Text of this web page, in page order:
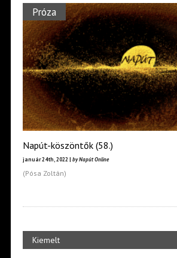
Próza
Napút-köszöntők (58.)
január 24th, 2022 | by Napút Online
(Pósa Zoltán)
Kiemelt